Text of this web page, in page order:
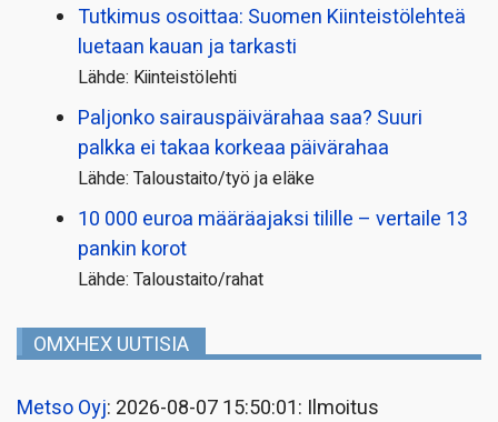
Tutkimus osoittaa: Suomen Kiinteistölehteä
luetaan kauan ja tarkasti
Lähde: Kiinteistölehti
Paljonko sairauspäivä­rahaa saa? Suuri
palkka ei takaa korkeaa päivärahaa
Lähde: Taloustaito/työ ja eläke
10 000 euroa määräajaksi tilille – vertaile 13
pankin korot
Lähde: Taloustaito/rahat
OMXHEX UUTISIA
Metso Oyj: 2026-08-07 15:50:01: Ilmoitus